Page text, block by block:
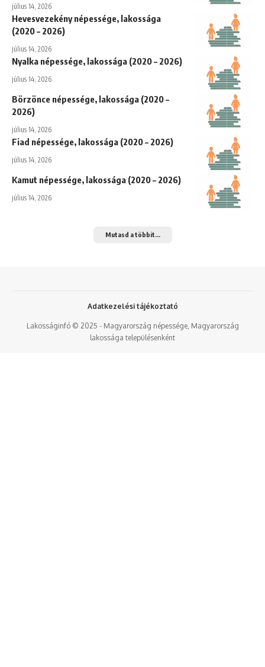
július 14, 2026
Hevesvezekény népessége, lakossága
(2020 – 2026)
július 14, 2026
Nyalka népessége, lakossága (2020 – 2026)
július 14, 2026
Börzönce népessége, lakossága (2020 –
2026)
július 14, 2026
Fiad népessége, lakossága (2020 – 2026)
július 14, 2026
Kamut népessége, lakossága (2020 – 2026)
július 14, 2026
Mutasd a többit...
Lakosságinfó © 2025 - Magyarország népessége, Magyarország
lakossága településenként
Adatkezelési tájékoztató